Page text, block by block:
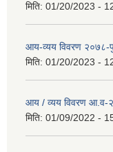
मिति: 01/20/2023 -
आय-व्यय विवरण २०७८-
मिति: 01/20/2023 -
आय / व्यय विवरण आ.व-
मिति: 01/09/2022 -